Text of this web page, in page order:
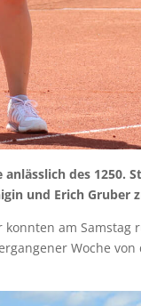
des
und Erich Gruber
am
Woche